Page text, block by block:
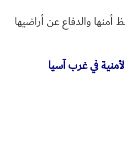
والدفاع عن أراضيها
في غرب آسيا